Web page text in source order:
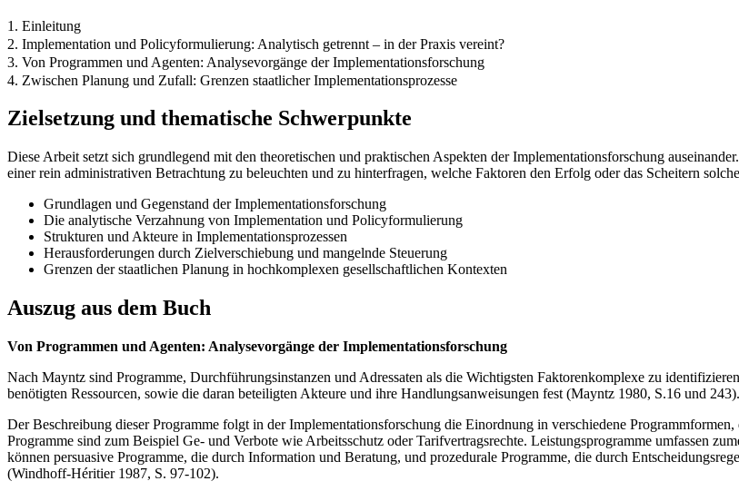
1. Einleitung
2. Implementation und Policyformulierung: Analytisch getrennt – in der Praxis vereint?
3. Von Programmen und Agenten: Analysevorgänge der Implementationsforschung
4. Zwischen Planung und Zufall: Grenzen staatlicher Implementationsprozesse
Zielsetzung und thematische Schwerpunkte
Diese Arbeit setzt sich grundlegend mit den theoretischen und praktischen Aspekten der Implementationsforschung
einer rein administrativen Betrachtung zu beleuchten und zu hinterfragen, welche Faktoren den Erfolg oder das Scheitern
Grundlagen und Gegenstand der Implementationsforschung
Die analytische Verzahnung von Implementation und Policyformulierung
Strukturen und Akteure in Implementationsprozessen
Herausforderungen durch Zielverschiebung und mangelnde Steuerung
Grenzen der staatlichen Planung in hochkomplexen gesellschaftlichen Kontexten
Auszug aus dem Buch
Von Programmen und Agenten: Analysevorgänge der Implementationsforschung
Nach Mayntz sind Programme, Durchführungsinstanzen und Adressaten als die Wichtigsten Faktorenkomplexe zu
benötigten Ressourcen, sowie die daran beteiligten Akteure und ihre Handlungsanweisungen fest (Mayntz 1980, S.16 und 243).
Der Beschreibung dieser Programme folgt in der Implementationsforschung die Einordnung in verschiedene
Programme sind zum Beispiel Ge- und Verbote wie Arbeitsschutz oder Tarifvertragsrechte. Leistungsprogramme umfassen
können persuasive Programme, die durch Information und Beratung, und prozedurale Programme, die durch
(Windhoff-Héritier 1987, S. 97-102).